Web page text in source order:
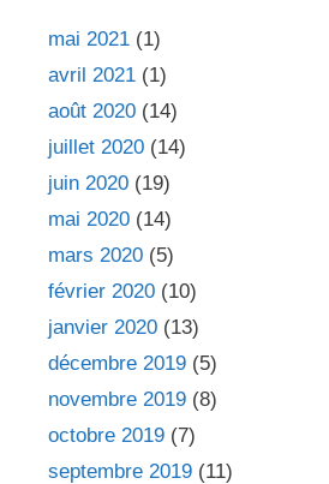
e
:
mai 2021 (1)
avril 2021 (1)
août 2020 (14)
juillet 2020 (14)
juin 2020 (19)
mai 2020 (14)
mars 2020 (5)
février 2020 (10)
janvier 2020 (13)
décembre 2019 (5)
novembre 2019 (8)
octobre 2019 (7)
septembre 2019 (11)